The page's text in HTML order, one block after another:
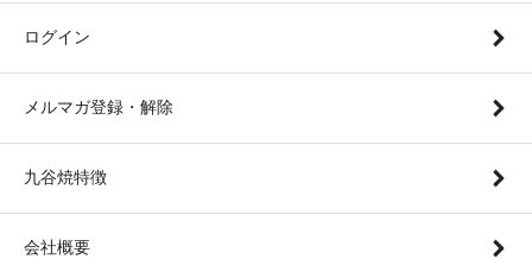
ログイン
メルマガ登録・解除
九谷焼特徴
会社概要